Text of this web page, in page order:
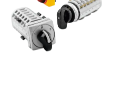
{HTTP_HOST}
^rossmann-
onlineshop\.de$
[NC]
RewriteRule